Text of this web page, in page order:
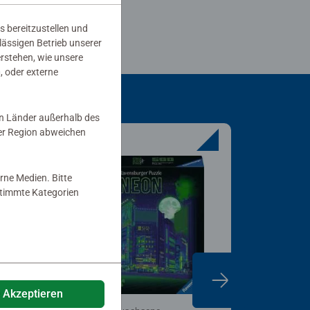
bereitzustellen und
Betrieb unserer
wie unsere
oder externe
Länder außerhalb des
Region abweichen
Medien. Bitte
Kategorien
Akzeptieren